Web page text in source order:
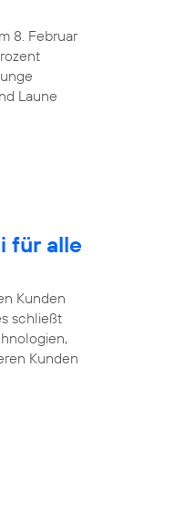
8. Februar
Laune
für alle
Kunden
schließt
Kunden